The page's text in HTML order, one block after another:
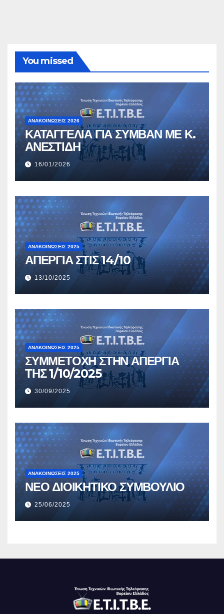
You missed
ΑΝΑΚΟΙΝΏΣΕΙΣ 2026
ΚΑΤΑΓΓΕΛΙΑ ΓΙΑ ΣΥΜΒΑΝ ΜΕ Κ.
ΑΝΕΣΤΙΔΗ
16/01/2026
ΑΝΑΚΟΙΝΏΣΕΙΣ 2025
ΑΠΕΡΓΙΑ ΣΤΙΣ 14/10
13/10/2025
ΑΝΑΚΟΙΝΏΣΕΙΣ 2025
ΣΥΜΜΕΤΟΧΗ ΣΤΗΝ ΑΠΕΡΓΙΑ
ΤΗΣ 1/10/2025
30/09/2025
ΑΝΑΚΟΙΝΏΣΕΙΣ 2025
ΝΕΟ ΔΙΟΙΚΗΤΙΚΟ ΣΥΜΒΟΥΛΙΟ
25/06/2025